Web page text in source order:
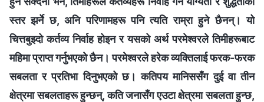
स्तर झर्ने छ, अनि परिणामहरू पनि त्यति राम्रा हुने छैनन्। यो
चित्तबुझ्दो कर्तव्य निर्वाह होइन र यसको अर्थ परमेश्‍वरले तिमीहरूबाट
महिमा प्राप्त गर्नुभएको छैन। परमेश्‍वरले हरेक व्यक्तिलाई फरक-फरक
सबलता र प्रतिभा दिनुभएको छ। कतिपय मानिससँग दुई वा तीन
क्षेत्रमा सबलताहरू हुन्छन्, कति जनासँग एउटा क्षेत्रमा सबलता हुन्छ,